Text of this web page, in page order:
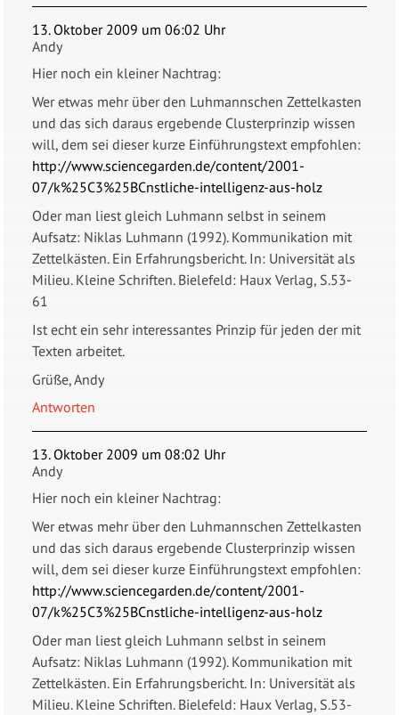
13. Oktober 2009 um 06:02 Uhr
Andy
Hier noch ein kleiner Nachtrag:
Wer etwas mehr über den Luhmannschen Zettelkasten
und das sich daraus ergebende Clusterprinzip wissen
will, dem sei dieser kurze Einführungstext empfohlen:
http://www.sciencegarden.de/content/2001-
07/k%25C3%25BCnstliche-intelligenz-aus-holz
Oder man liest gleich Luhmann selbst in seinem
Aufsatz: Niklas Luhmann (1992). Kommunikation mit
Zettelkästen. Ein Erfahrungsbericht. In: Universität als
Milieu. Kleine Schriften. Bielefeld: Haux Verlag, S.53-
61
Ist echt ein sehr interessantes Prinzip für jeden der mit
Texten arbeitet.
Grüße, Andy
Antworten
13. Oktober 2009 um 08:02 Uhr
Andy
Hier noch ein kleiner Nachtrag:
Wer etwas mehr über den Luhmannschen Zettelkasten
und das sich daraus ergebende Clusterprinzip wissen
will, dem sei dieser kurze Einführungstext empfohlen:
http://www.sciencegarden.de/content/2001-
07/k%25C3%25BCnstliche-intelligenz-aus-holz
Oder man liest gleich Luhmann selbst in seinem
Aufsatz: Niklas Luhmann (1992). Kommunikation mit
Zettelkästen. Ein Erfahrungsbericht. In: Universität als
Milieu. Kleine Schriften. Bielefeld: Haux Verlag, S.53-